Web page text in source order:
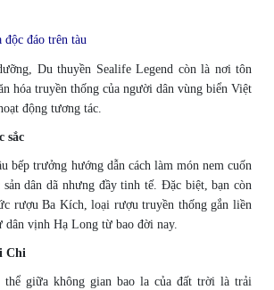
đáo trên tàu
Du thuyền Sealife Legend còn là nơi tôn
hóa truyền thống của người dân vùng biển Việt
động tương tác.
sắc
bếp trưởng hướng dẫn cách làm món nem cuốn
dân dã nhưng đầy tinh tế. Đặc biệt, bạn còn
rượu Ba Kích, loại rượu truyền thống gắn liền
dân vịnh Hạ Long từ bao đời nay.
Chi
thể giữa không gian bao la của đất trời là trải